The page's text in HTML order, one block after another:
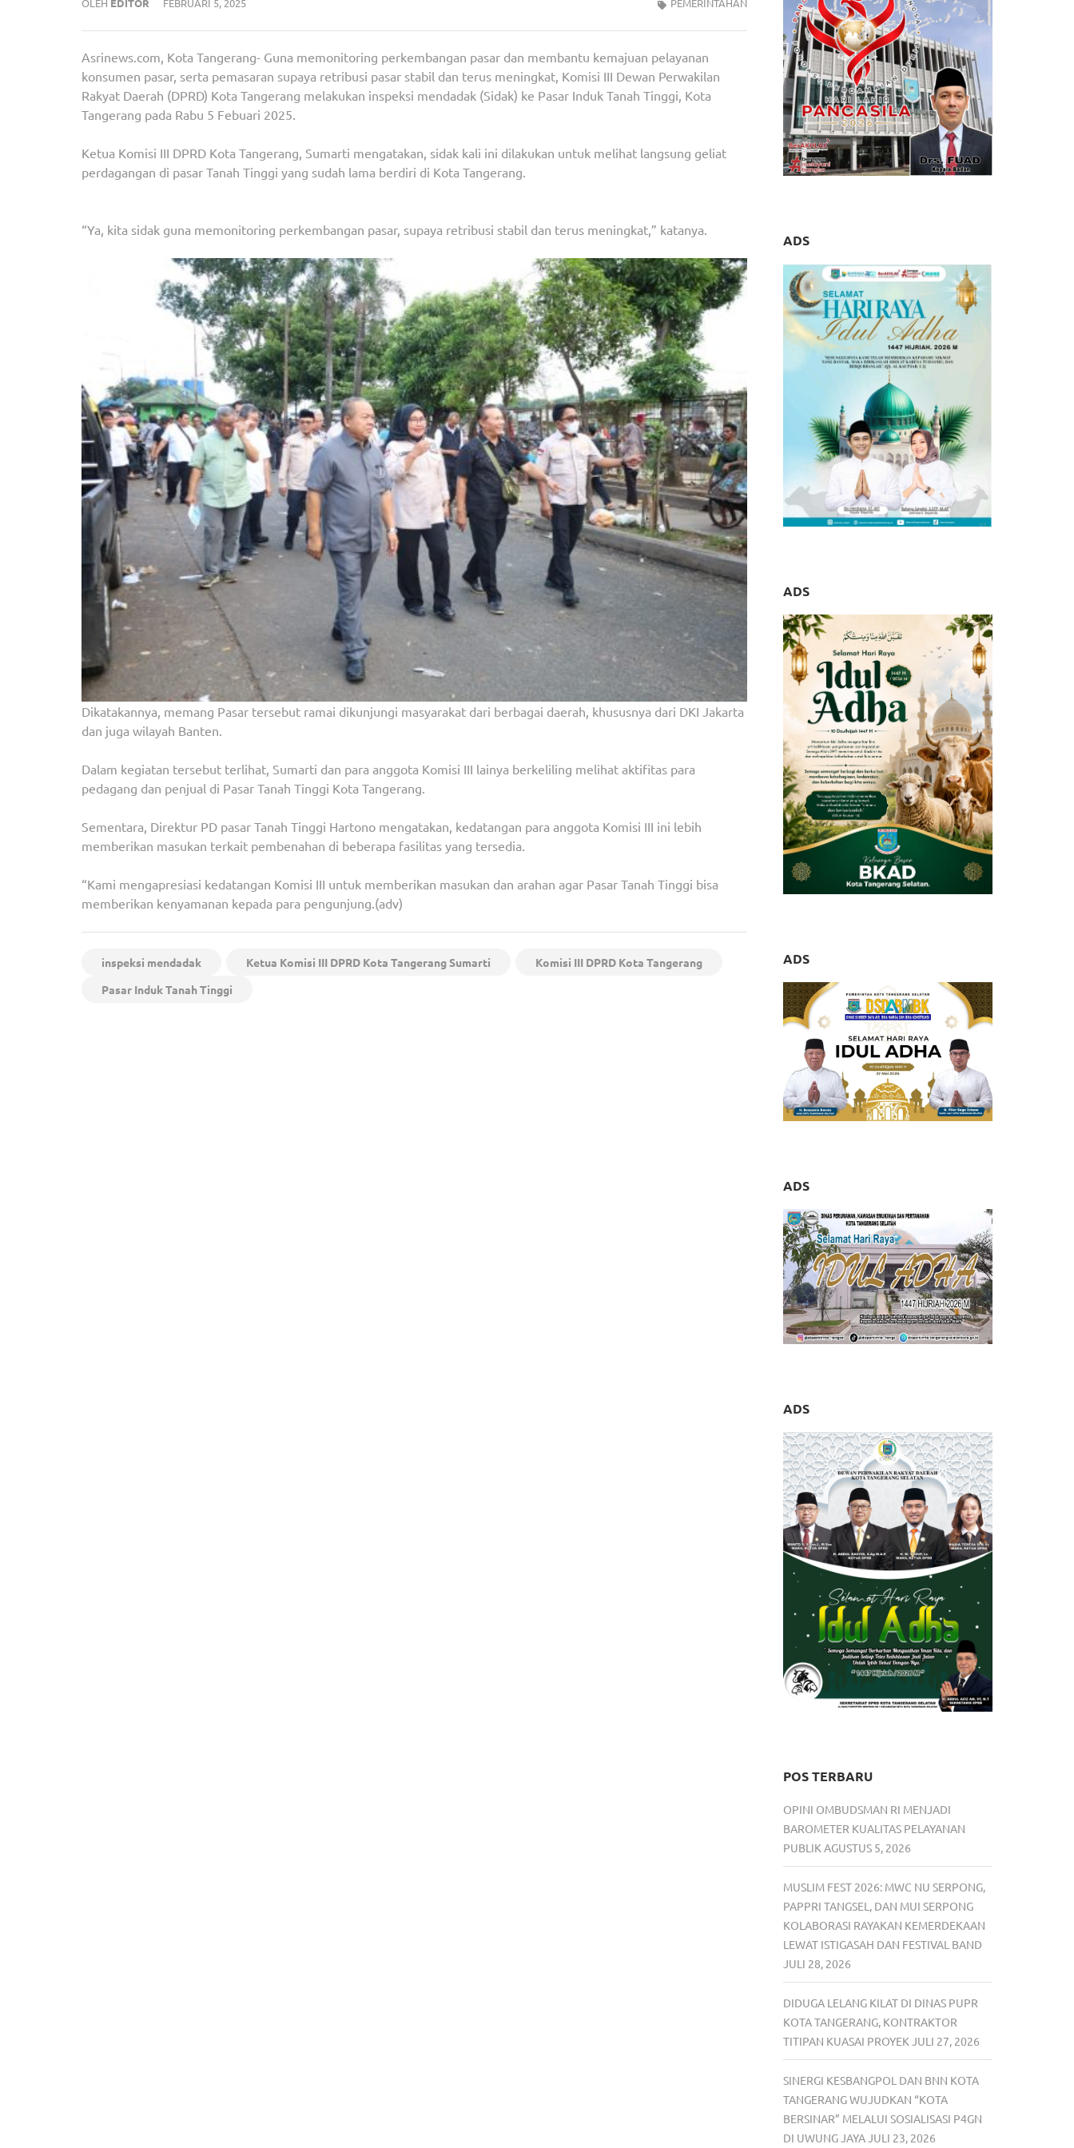
Asrinews.com, Kota Tangerang- Guna memonitoring perkembangan pasar dan membantu kemajuan pelayanan
konsumen pasar, serta pemasaran supaya retribusi pasar stabil dan terus meningkat, Komisi III Dewan Perwakilan
Rakyat Daerah (DPRD) Kota Tangerang melakukan inspeksi mendadak (Sidak) ke Pasar Induk Tanah Tinggi, Kota
Tangerang pada Rabu 5 Febuari 2025.
Ketua Komisi III DPRD Kota Tangerang, Sumarti mengatakan, sidak kali ini dilakukan untuk melihat langsung geliat
perdagangan di pasar Tanah Tinggi yang sudah lama berdiri di Kota Tangerang.
“Ya, kita sidak guna memonitoring perkembangan pasar, supaya retribusi stabil dan terus meningkat,” katanya.
Dikatakannya, memang Pasar tersebut ramai dikunjungi masyarakat dari berbagai daerah, khususnya dari DKI Jakarta
dan juga wilayah Banten.
Dalam kegiatan tersebut terlihat, Sumarti dan para anggota Komisi III lainya berkeliling melihat aktifitas para
pedagang dan penjual di Pasar Tanah Tinggi Kota Tangerang.
Sementara, Direktur PD pasar Tanah Tinggi Hartono mengatakan, kedatangan para anggota Komisi III ini lebih
memberikan masukan terkait pembenahan di beberapa fasilitas yang tersedia.
“Kami mengapresiasi kedatangan Komisi III untuk memberikan masukan dan arahan agar Pasar Tanah Tinggi bisa
memberikan kenyamanan kepada para pengunjung.(adv)
inspeksi mendadak Ketua Komisi III DPRD Kota Tangerang Sumarti
Komisi III DPRD Kota Tangerang
Pasar Induk Tanah Tinggi
ADS
ADS
ADS
ADS
ADS
POS TERBARU
OPINI OMBUDSMAN RI MENJADI
BAROMETER KUALITAS PELAYANAN
PUBLIK AGUSTUS 5, 2026
MUSLIM FEST 2026: MWC NU SERPONG,
PAPPRI TANGSEL, DAN MUI SERPONG
KOLABORASI RAYAKAN KEMERDEKAAN
LEWAT ISTIGASAH DAN FESTIVAL BAND
JULI 28, 2026
DIDUGA LELANG KILAT DI DINAS PUPR
KOTA TANGERANG, KONTRAKTOR
TITIPAN KUASAI PROYEK JULI 27, 2026
SINERGI KESBANGPOL DAN BNN KOTA
TANGERANG WUJUDKAN “KOTA
BERSINAR” MELALUI SOSIALISASI P4GN
DI UWUNG JAYAJULI 23, 2026